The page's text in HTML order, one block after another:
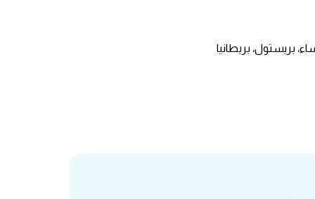
بريستول، بريطانيا